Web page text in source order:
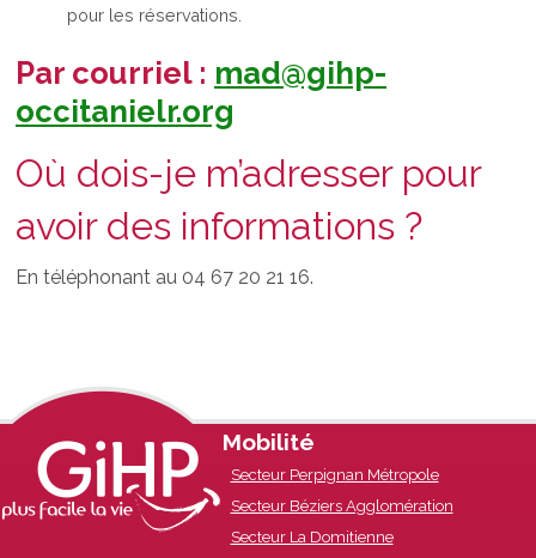
pour les réservations.
Par courriel : mad@gihp-
occitanielr.org
Où dois-je m’adresser pour
avoir des informations ?
En téléphonant au 04 67 20 21 16.
Footer
Content
Mobilité
Secteur Perpignan Métropole
Secteur Béziers Agglomération
Secteur La Domitienne